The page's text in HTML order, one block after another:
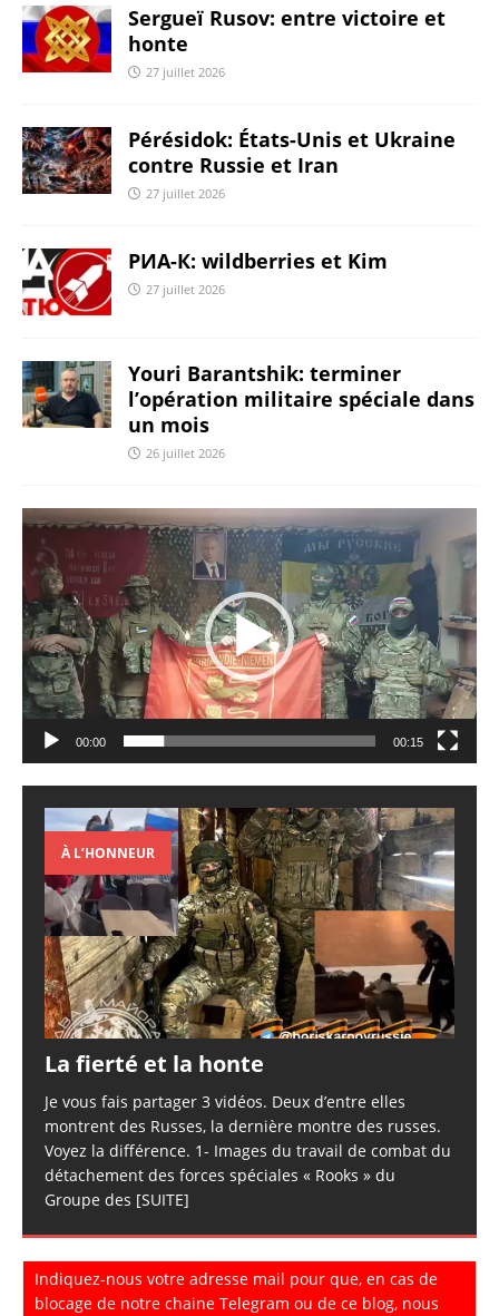
Sergueï Rusov: entre victoire et
honte
27 juillet 2026
Pérésidok: États-Unis et Ukraine
contre Russie et Iran
27 juillet 2026
РИА-К: wildberries et Kim
27 juillet 2026
Youri Barantshik: terminer
l’opération militaire spéciale dans
un mois
26 juillet 2026
Lecteur
vidéo
00:00 00:15
À L’HONNEUR
La fierté et la honte
Je vous fais partager 3 vidéos. Deux d’entre elles
montrent des Russes, la dernière montre des russes.
Voyez la différence. 1- Images du travail de combat du
détachement des forces spéciales « Rooks » du
Groupe des [SUITE]
Indiquez-nous votre adresse mail pour que, en cas de
blocage de notre chaine Telegram ou de ce blog, nous